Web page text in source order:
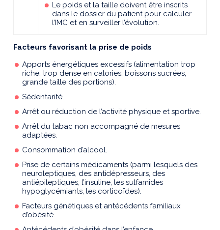
Le poids et la taille doivent être inscrits
dans le dossier du patient pour calculer
l’IMC et en surveiller l’évolution.
Facteurs favorisant la prise de poids
Apports énergétiques excessifs (alimentation trop
riche, trop dense en calories, boissons sucrées,
grande taille des portions).
Sédentarité.
Arrêt ou réduction de l’activité physique et sportive.
Arrêt du tabac non accompagné de mesures
adaptées.
Consommation d’alcool.
Prise de certains médicaments (parmi lesquels des
neuroleptiques, des antidépresseurs, des
antiépileptiques, l’insuline, les sulfamides
hypoglycémiants, les corticoïdes).
Facteurs génétiques et antécédents familiaux
d’obésité.